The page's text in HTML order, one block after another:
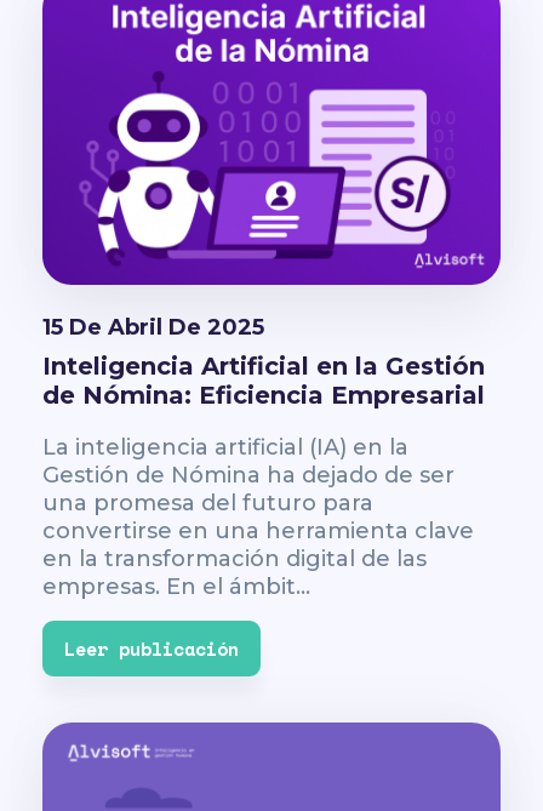
15 De Abril De 2025
Inteligencia Artificial en la Gestión
de Nómina: Eficiencia Empresarial
La inteligencia artificial (IA) en la
Gestión de Nómina ha dejado de ser
una promesa del futuro para
convertirse en una herramienta clave
en la transformación digital de las
empresas. En el ámbit...
Leer publicación